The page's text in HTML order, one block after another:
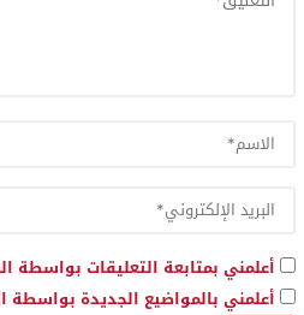
أعلمني بمتابعة التعليقات بواسطة
أعلمني بالمواضيع الجديدة بواسطة